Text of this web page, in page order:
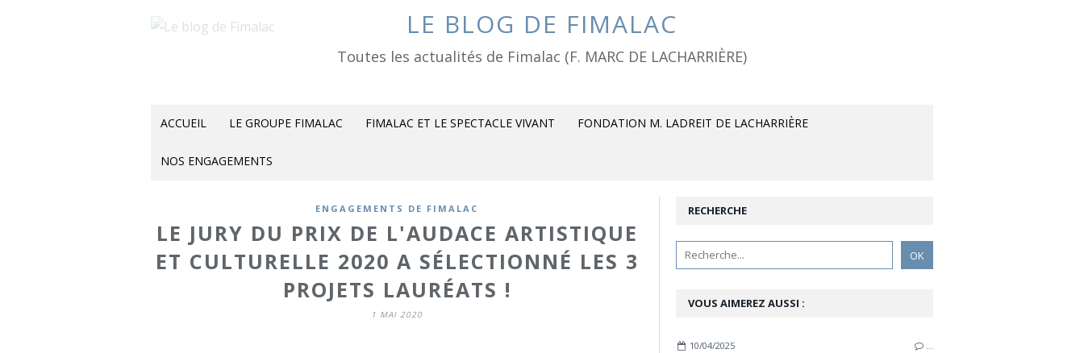
LE BLOG DE FIMALAC
Toutes les actualités de Fimalac (F. MARC DE LACHARRIÈRE)
ACCUEIL LE GROUPE FIMALAC FIMALAC ET LE SPECTACLE VIVANT FONDATION M. LADREIT DE LACHARRIÈRE
NOS ENGAGEMENTS
ENGAGEMENTS DE FIMALAC
LE JURY DU PRIX DE L'AUDACE ARTISTIQUE
ET CULTURELLE 2020 A SÉLECTIONNÉ LES 3
PROJETS LAURÉATS !
1 MAI 2020
RECHERCHE
VOUS AIMEREZ AUSSI :
10/04/2025 …